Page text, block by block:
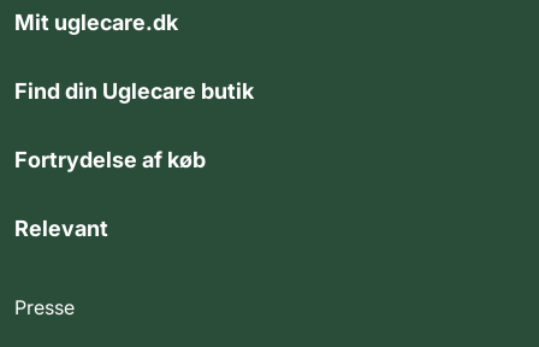
Mit uglecare.dk
Find din Uglecare butik
Fortrydelse af køb
Relevant
Presse